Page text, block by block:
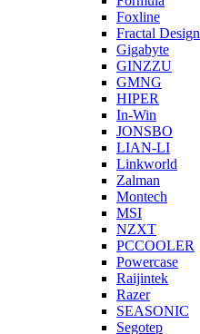
Foxline
Fractal Design
Gigabyte
GINZZU
GMNG
HIPER
In-Win
JONSBO
LIAN-LI
Linkworld
Zalman
Montech
MSI
NZXT
PCCOOLER
Powercase
Raijintek
Razer
SEASONIC
Segotep